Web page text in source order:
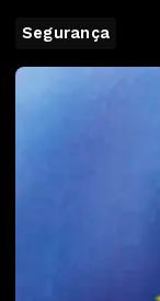
Segurança